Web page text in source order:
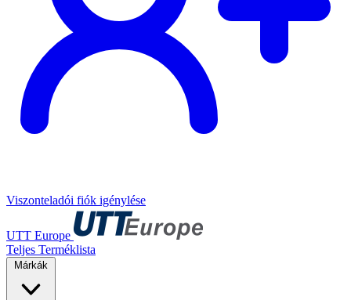
Viszonteladói fiók igénylése
UTT Europe
Teljes Terméklista
Márkák